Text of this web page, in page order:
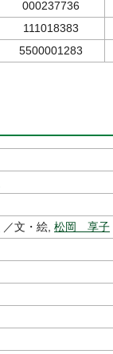
000237736
111018383
5500001283
／文・絵, 松岡 享子